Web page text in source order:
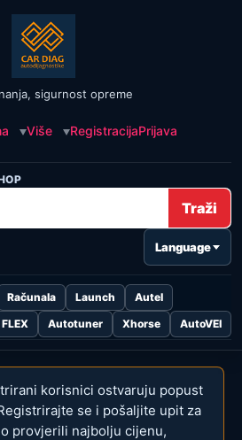
sigurnost opreme
Više RegistracijaPrijava
Traži
Language
Računala Launch
Autel
FLEX Autotuner Xhorse AutoVEI
korisnici ostvaruju popust
se i pošaljite upit za
provjerili najbolju cijenu,